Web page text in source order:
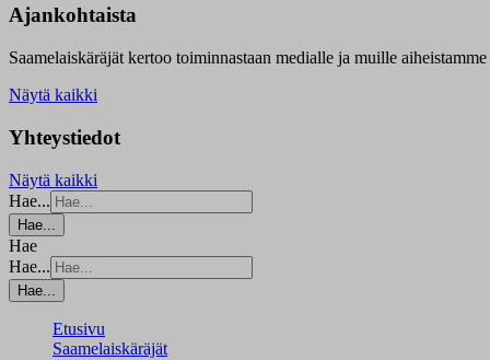
Ajankohtaista
Saamelaiskäräjät kertoo toiminnastaan medialle ja muille
Näytä kaikki
Yhteystiedot
Näytä kaikki
Hae...
Hae...
Hae
Hae...
Hae...
Etusivu
Saamelaiskäräjät